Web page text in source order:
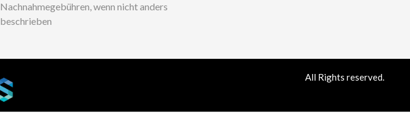
Nachnahmegebühren, wenn nicht anders
beschrieben
All Rights reserved.